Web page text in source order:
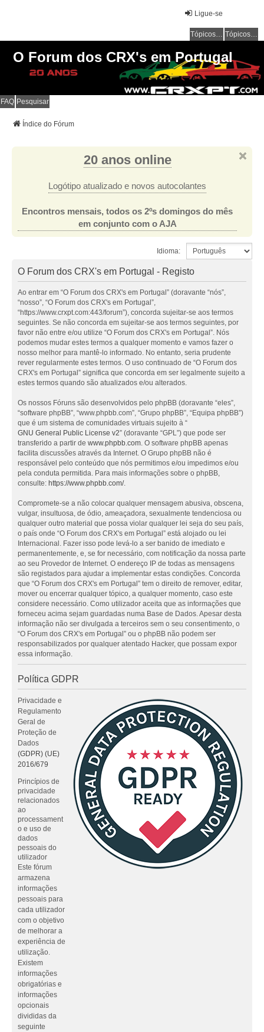
Ligue-se
Tópicos sem resposta Tópicos ativos
O Forum dos CRX's em Portugal
FAQ Pesquisar
Índice do Fórum
20 anos online
Logótipo atualizado e novos autocolantes
Encontros mensais, todos os 2ºs domingos do mês
em conjunto com o AJA
Idioma:
O Forum dos CRX's em Portugal - Registo
Ao entrar em “O Forum dos CRX's em Portugal” (doravante “nós”,
“nosso”, “O Forum dos CRX's em Portugal”,
“https://www.crxpt.com:443/forum”), concorda sujeitar-se aos termos
seguintes. Se não concorda em sujeitar-se aos termos seguintes, por
favor não entre e/ou utilize “O Forum dos CRX's em Portugal”. Nós
podemos mudar estes termos a qualquer momento e vamos fazer o
nosso melhor para mantê-lo informado. No entanto, seria prudente
rever regularmente estes termos. O uso continuado de “O Forum dos
CRX's em Portugal” significa que concorda em ser legalmente sujeito a
estes termos quando são atualizados e/ou alterados.
Os nossos Fóruns são desenvolvidos pelo phpBB (doravante “eles”,
“software phpBB”, “www.phpbb.com”, “Grupo phpBB”, “Equipa phpBB”)
que é um sistema de comunidades virtuais sujeito à “
GNU General Public License v2” (doravante “GPL”) que pode ser
transferido a partir de www.phpbb.com. O software phpBB apenas
facilita discussões através da Internet. O Grupo phpBB não é
responsável pelo conteúdo que nós permitimos e/ou impedimos e/ou
pela conduta permitida. Para mais informações sobre o phpBB,
consulte: https://www.phpbb.com/.
Compromete-se a não colocar qualquer mensagem abusiva, obscena,
vulgar, insultuosa, de ódio, ameaçadora, sexualmente tendenciosa ou
qualquer outro material que possa violar qualquer lei seja do seu país,
o país onde “O Forum dos CRX's em Portugal” está alojado ou lei
Internacional. Fazer isso pode levá-lo a ser banido de imediato e
permanentemente, e, se for necessário, com notificação da nossa parte
ao seu Provedor de Internet. O endereço IP de todas as mensagens
são registados para ajudar a implementar estas condições. Concorda
que “O Forum dos CRX's em Portugal” tem o direito de remover, editar,
mover ou encerrar qualquer tópico, a qualquer momento, caso este
considere necessário. Como utilizador aceita que as informações que
forneceu acima sejam guardadas numa Base de Dados. Apesar desta
informação não ser divulgada a terceiros sem o seu consentimento, o
“O Forum dos CRX's em Portugal” ou o phpBB não podem ser
responsabilizados por qualquer atentado Hacker, que possam expor
essa informação.
Política GDPR
Privacidade e
Regulamento
Geral de
Proteção de
Dados
(GDPR) (UE)
2016/679
Princípios de
privacidade
relacionados
ao
processament
o e uso de
dados
pessoais do
utilizador
Este fórum
armazena
informações
pessoais para
cada utilizador
com o objetivo
de melhorar a
experiência de
utilização.
Existem
informações
obrigatórias e
informações
opcionais
divididas da
seguinte